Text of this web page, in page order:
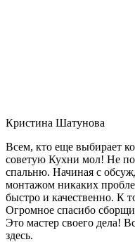
Кристина Шатунова
Всем, кто еще выбирает
советую Кухни мол! Не
спальню. Начиная с
монтажом никаких
быстро и качественно. К
Огромное спасибо
Это мастер своего дела!
здесь.